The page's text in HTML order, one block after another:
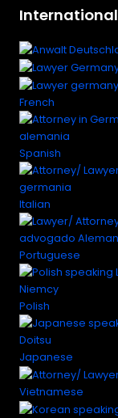
International
French
Spanish
Italian
Portuguese
Polish
Japanese
Vietnamese